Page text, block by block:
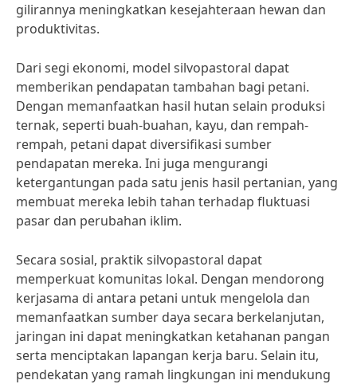
gilirannya meningkatkan kesejahteraan hewan dan
produktivitas.
Dari segi ekonomi, model silvopastoral dapat
memberikan pendapatan tambahan bagi petani.
Dengan memanfaatkan hasil hutan selain produksi
ternak, seperti buah-buahan, kayu, dan rempah-
rempah, petani dapat diversifikasi sumber
pendapatan mereka. Ini juga mengurangi
ketergantungan pada satu jenis hasil pertanian, yang
membuat mereka lebih tahan terhadap fluktuasi
pasar dan perubahan iklim.
Secara sosial, praktik silvopastoral dapat
memperkuat komunitas lokal. Dengan mendorong
kerjasama di antara petani untuk mengelola dan
memanfaatkan sumber daya secara berkelanjutan,
jaringan ini dapat meningkatkan ketahanan pangan
serta menciptakan lapangan kerja baru. Selain itu,
pendekatan yang ramah lingkungan ini mendukung